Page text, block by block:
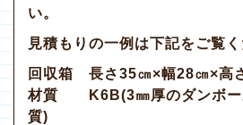
い。
見積もりの一例は下記をご覧
回収箱 長さ35㎝×幅28㎝×高
材質 K6B(3㎜厚のダンボー
質)